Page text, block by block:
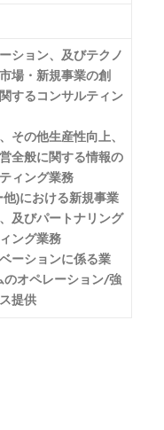
ション、及びテクノ
場・新規事業の創
するコンサルティン
その他生産性向上、
全般に関する情報の
ィング業務
)における新規事業
及びパートナリング
ング業務
ーションに係る業
オペレーション/強
提供